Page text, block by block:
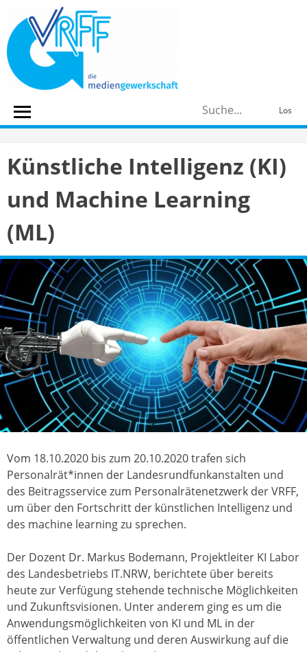
content
Los
Künstliche Intelligenz (KI)
und Machine Learning
(ML)
Vom 18.10.2020 bis zum 20.10.2020 trafen sich
Personalrät*innen der Landesrundfunkanstalten und
des Beitragsservice zum Personalrätenetzwerk der VRFF,
um über den Fortschritt der künstlichen Intelligenz und
des machine learning zu sprechen.
Der Dozent Dr. Markus Bodemann, Projektleiter KI Labor
des Landesbetriebs IT.NRW, berichtete über bereits
heute zur Verfügung stehende technische Möglichkeiten
und Zukunftsvisionen. Unter anderem ging es um die
Anwendungsmöglichkeiten von KI und ML in der
öffentlichen Verwaltung und deren Auswirkung auf die